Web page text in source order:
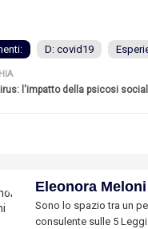
D: covid19
l'impatto della psicosi
Eleonora Meloni
Sono lo spazio tra un
consulente sulle 5